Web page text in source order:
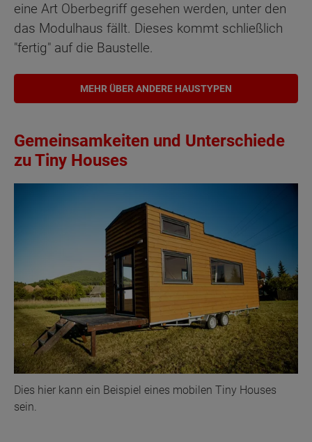
eine Art Oberbegriff gesehen werden, unter den
das Modulhaus fällt. Dieses kommt schließlich
"fertig" auf die Baustelle.
MEHR ÜBER ANDERE HAUSTYPEN
Gemeinsamkeiten und Unterschiede
zu Tiny Houses
Dies hier kann ein Beispiel eines mobilen Tiny Houses
sein.